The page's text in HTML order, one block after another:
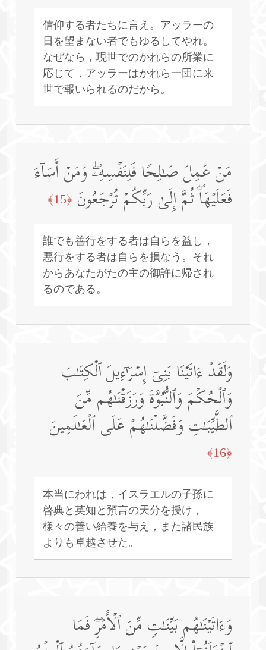
信仰する者たちに言え。アッラーの
日を望まない者でもゆるしてやれ。
なぜなら，現世でのかれらの所業に
応じて，アッラーはかれら一団に来
世で報いられるのだから。
مَنۡ عَمِلَ صَـٰلِحࣰا فَلِنَفۡسِهِۦۖ وَمَنۡ أَسَاۤءَ
فَعَلَیۡهَاۖ ثُمَّ إِلَىٰ رَبِّكُمۡ تُرۡجَعُونَ ﴿15﴾
誰でも善行をする者は自らを益し，
悪行をする者は自らを損なう。それ
からあなたがたの主の御許に帰され
るのである。
وَلَقَدۡ ءَاتَیۡنَا بَنِیۤ إِسۡرَ ٰ⁠ۤءِیلَ ٱلۡكِتَـٰبَ
وَٱلۡحُكۡمَ وَٱلنُّبُوَّةَ وَرَزَقۡنَـٰهُم مِّنَ
ٱلطَّیِّبَـٰتِ وَفَضَّلۡنَـٰهُمۡ عَلَى ٱلۡعَـٰلَمِینَ
﴿16﴾
本当にわれは，イスラエルの子孫に
啓典と英知と預言の天分を授け，
様々の善い給養を与え，また諸民族
よりも卓越させた。
وَءَاتَیۡنَـٰهُم بَیِّنَـٰتࣲ مِّنَ ٱلۡأَمۡرِۖ فَمَا